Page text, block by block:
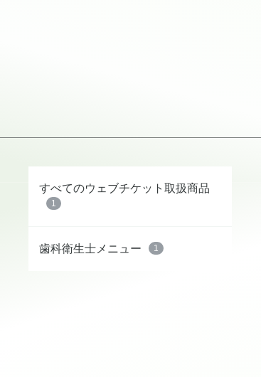
すべてのウェブチケット取扱商品
1
歯科衛生士メニュー 1